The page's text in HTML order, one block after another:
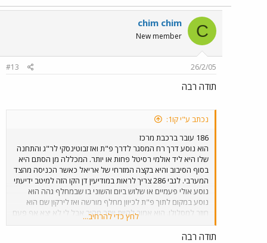
C
chim chim
New member
26/2/05
#13
תודה רבה
נכתב ע"י קו1:
186 עובר ברכבת מרכז
הוא נוסע דרך רח המסגר לדרך פ"ת ואז זבוטינסקי לר"ג והתחנה
שלו היא ליד אולמי רסיטל פחות או יותר. המכללה מן הסתם היא
בסוף הסיבוב והיא בקצה המזרחי של אריאל כאשר הכניסה מהצד
המערבי. לגבי 286 צריך לראות במודיעין דן הקו הזה למיטב ידיעתי
נוסע אולי פעמיים או שלוש ביום והשוני בו שבמחלף גהה הוא
נוסע במקום לתוך פ"ת לכיוון מחלף מורשה ואז לירקון שם הוא
חוזר למסלולו. הוא אמור להיות יותר מהיר אבל לי לא יצא אף פעם
לנסוע בו. לגבי 386 כדאי לבדוק טלפונית עם דן. הקו הזה הוא
בעצם במקום ההסעות של המכללה מאזור ת"א ופ"ת ולכן פועל
לחץ כדי להרחיב...
תודה רבה